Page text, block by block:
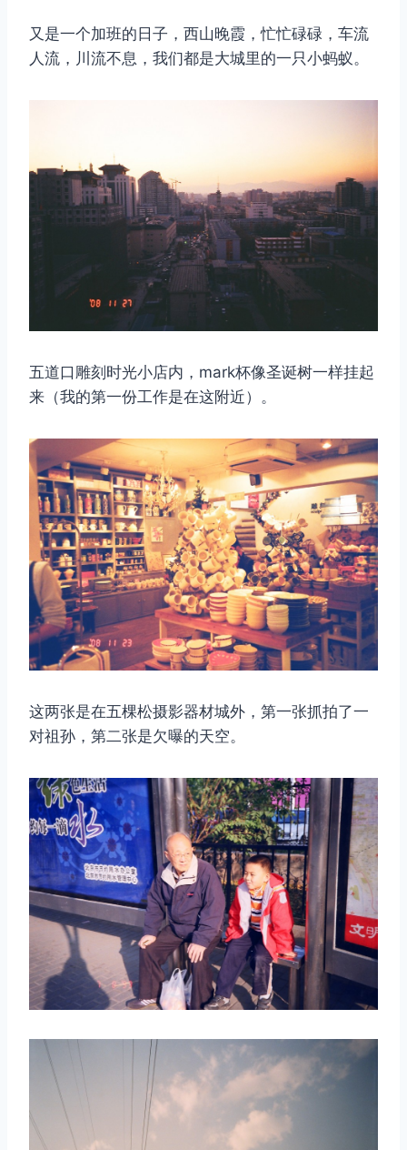
又是一个加班的日子，西山晚霞，忙忙碌碌，车流
人流，川流不息，我们都是大城里的一只小蚂蚁。
五道口雕刻时光小店内，mark杯像圣诞树一样挂起
来（我的第一份工作是在这附近）。
这两张是在五棵松摄影器材城外，第一张抓拍了一
对祖孙，第二张是欠曝的天空。
取消 搜索